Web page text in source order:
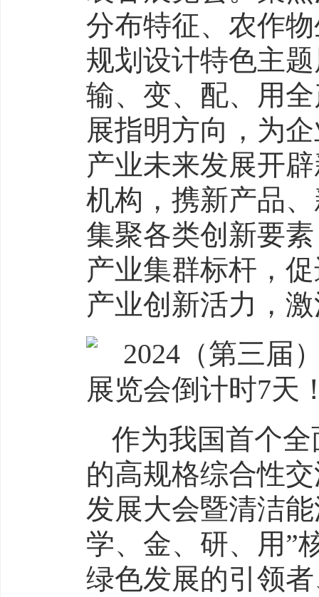
分布特征、农作
规划设计特色主
输、变、配、用
展指明方向，为
产业未来发展开
机构，携新产品
集聚各类创新要
产业集群标杆，
产业创新活力，
作为我国首个
的高规格综合性
发展大会暨清洁
学、金、研、用”
绿色发展的引领